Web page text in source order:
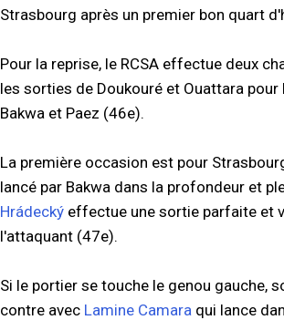
Strasbourg après un premier bon quart
Pour la reprise, le RCSA effectue deux
les sorties de Doukouré et Ouattara pour
Bakwa et Paez (46e).
La première occasion est pour
lancé par Bakwa dans la profondeur et
Hrádecký effectue une sortie parfaite et
l'attaquant (47e).
Si le portier se touche le genou gauche,
contre avec Lamine Camara qui lance